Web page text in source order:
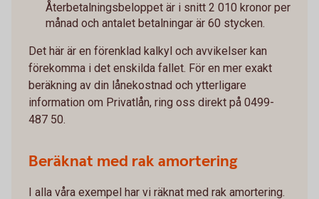
Återbetalningsbeloppet är i snitt 2 010 kronor per
månad och antalet betalningar är 60 stycken.
Det här är en förenklad kalkyl och avvikelser kan
förekomma i det enskilda fallet. För en mer exakt
beräkning av din lånekostnad och ytterligare
information om Privatlån, ring oss direkt på 0499-
487 50.
Beräknat med rak amortering
I alla våra exempel har vi räknat med rak amortering.